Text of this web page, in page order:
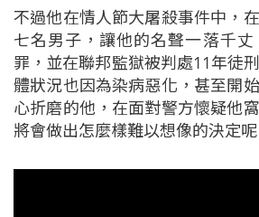
不過他在情人節大屠殺事件中，
七名男子，讓他的名聲一落千
罪，並在聯邦監獄被判處11年徒
體狀況也因為染病惡化，甚至開
心折磨的他，在面對警方懷疑他
將會做出怎麼樣難以想像的決定呢